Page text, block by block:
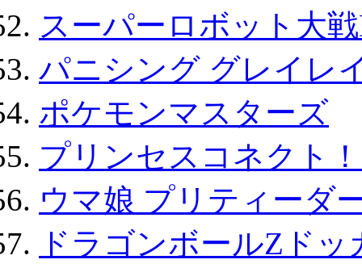
スーパーロボット大
パニシング グレイレ
ポケモンマスターズ
プリンセスコネクト
ウマ娘 プリティーダ
ドラゴンボールZド